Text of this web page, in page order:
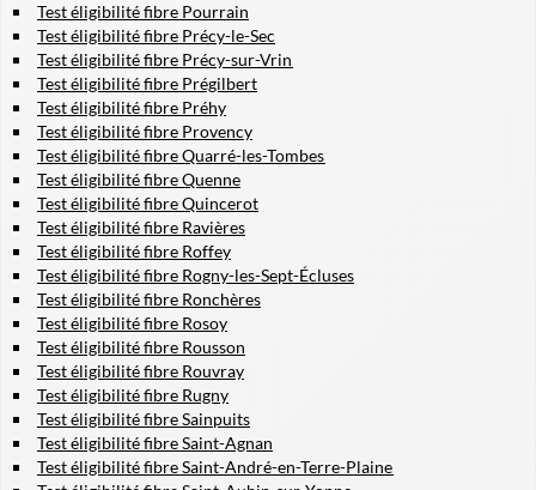
Test éligibilité fibre Pourrain
Test éligibilité fibre Précy-le-Sec
Test éligibilité fibre Précy-sur-Vrin
Test éligibilité fibre Prégilbert
Test éligibilité fibre Préhy
Test éligibilité fibre Provency
Test éligibilité fibre Quarré-les-Tombes
Test éligibilité fibre Quenne
Test éligibilité fibre Quincerot
Test éligibilité fibre Ravières
Test éligibilité fibre Roffey
Test éligibilité fibre Rogny-les-Sept-Écluses
Test éligibilité fibre Ronchères
Test éligibilité fibre Rosoy
Test éligibilité fibre Rousson
Test éligibilité fibre Rouvray
Test éligibilité fibre Rugny
Test éligibilité fibre Sainpuits
Test éligibilité fibre Saint-Agnan
Test éligibilité fibre Saint-André-en-Terre-Plaine